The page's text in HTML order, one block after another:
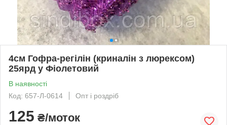
4см Гофра-регілін (криналін з люрексом)
25ярд у Фіолетовий
В наявності
Код: 657-Л-0614
Опт і роздріб
125 ₴/моток